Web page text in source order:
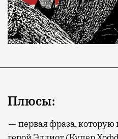
с собой не только
А ожидание рейса все
не в потерянное время, а
спокойно закончить дела
провести переговоры,
Плюсы:
— первая фраза, которую